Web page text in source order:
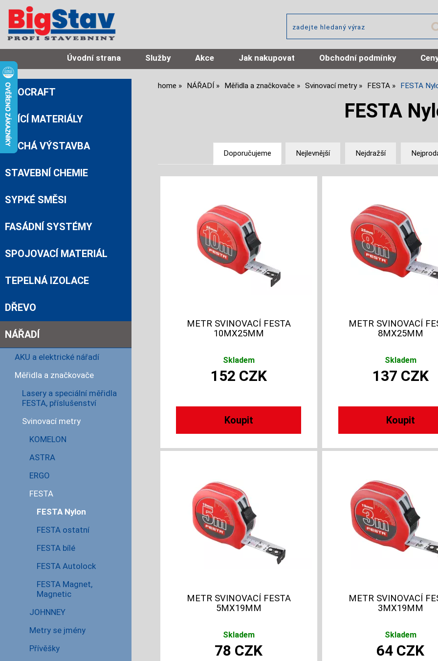
Úvodní strana Služby Akce Jak nakupovat Obchodní podmínky
home NÁŘADÍ Měřidla a značkovače Svinovací metry FESTA FESTA
FESTA
Doporučujeme Nejlevnější Nejdražší
METR SVINOVACÍ FESTA
10MX25MM
Skladem
152 CZK
METR SVINOVACÍ
8MX25MM
Skladem
137 CZK
METR SVINOVACÍ FESTA
5MX19MM
Skladem
78 CZK
METR SVINOVACÍ
3MX19MM
Skladem
64 CZK
PROCRAFT
ZDÍCÍ MATERIÁLY
SUCHÁ VÝSTAVBA
STAVEBNÍ CHEMIE
SYPKÉ SMĚSI
FASÁDNÍ SYSTÉMY
SPOJOVACÍ MATERIÁL
TEPELNÁ IZOLACE
DŘEVO
NÁŘADÍ
AKU a elektrické nářadí
Měřidla a značkovače
Lasery a speciální měřidla
FESTA, příslušenství
Svinovací metry
KOMELON
ASTRA
ERGO
FESTA
FESTA Nylon
FESTA ostatní
FESTA bílé
FESTA Autolock
FESTA Magnet,
Magnetic
JOHNNEY
Metry se jmény
Přívěšky